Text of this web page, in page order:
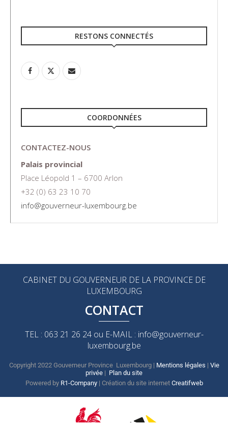
RESTONS CONNECTÉS
COORDONNÉES
CONTACTEZ-NOUS
Palais provincial
Place Léopold 1 – 6700 Arlon
+32 (0) 63 23 10 70
info@gouverneur-luxembourg.be
CABINET DU GOUVERNEUR DE LA PROVINCE DE
LUXEMBOURG
CONTACT
TEL : 063 21 26 24 ou E-MAIL : info@gouverneur-
luxembourg.be
Copyright 2022 Gouverneur Province Luxembourg | Mentions légales | Vie
privée | Plan du site
Powered by R1-Company| Création du site internet Creatifweb